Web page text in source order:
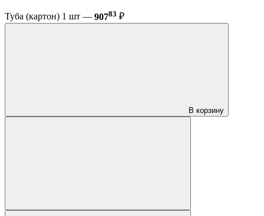
Туба (картон) 1 шт — 90783 ₽
В корзину